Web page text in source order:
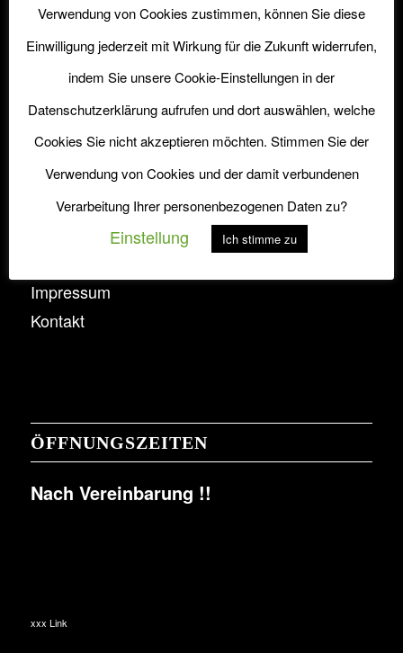
Versand
INFORMATION
Impressum
Kontakt
ÖFFNUNGSZEITEN
Nach Vereinbarung !!
xxx Link
Verwendung von Cookies zustimmen, können Sie diese
Einwilligung jederzeit mit Wirkung für die Zukunft widerrufen,
indem Sie unsere Cookie-Einstellungen in der
Datenschutzerklärung aufrufen und dort auswählen, welche
Cookies Sie nicht akzeptieren möchten. Stimmen Sie der
Verwendung von Cookies und der damit verbundenen
Verarbeitung Ihrer personenbezogenen Daten zu?
Einstellung Ich stimme zu